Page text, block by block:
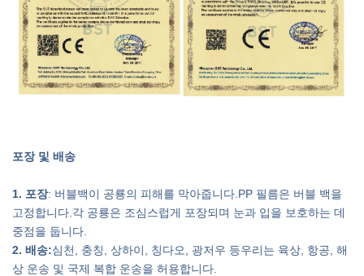
포장 및 배송
1. 포장: 버블백이 공룡의 피해를 막아줍니다.PP 필름은 버블 백을
고정합니다.각 공룡은 조심스럽게 포장되며 눈과 입을 보호하는 데
중점을 둡니다.
2. 배송:심천, 충칭, 상하이, 칭다오, 광저우 등우리는 육상, 항공, 해
상 운송 및 국제 복합 운송을 허용합니다.